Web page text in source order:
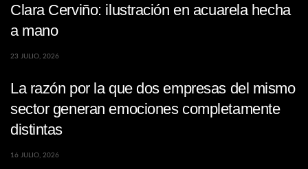
Clara Cerviño: ilustración en acuarela hecha
a mano
23 JULIO, 2026
La razón por la que dos empresas del mismo
sector generan emociones completamente
distintas
16 JULIO, 2026